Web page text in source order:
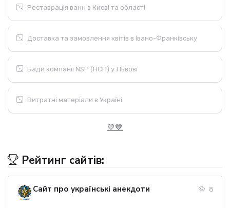
Реставрація ванн в Києві та області
Доставка та замовлення квітів в Івано-Франківську
Бади компанії NSP (НСП) у Львові
Витратні матеріали в Україні
💛💙
Рейтинг сайтів:
Сайт про українські анекдоти 8